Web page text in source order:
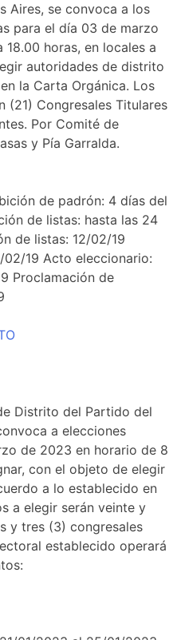
Aires, se convoca a los
para el día 03 de marzo
horas, en locales a
autoridades de distrito
la Carta Orgánica. Los
(21) Congresales Titulares
Por Comité de
y Pía Garralda.
de padrón: 4 días del
de listas: hasta las 24
de listas: 12/02/19
19 Acto eleccionario:
Proclamación de
Distrito del Partido del
a elecciones
de 2023 en horario de 8
con el objeto de elegir
a lo establecido en
a elegir serán veinte y
y tres (3) congresales
establecido operará